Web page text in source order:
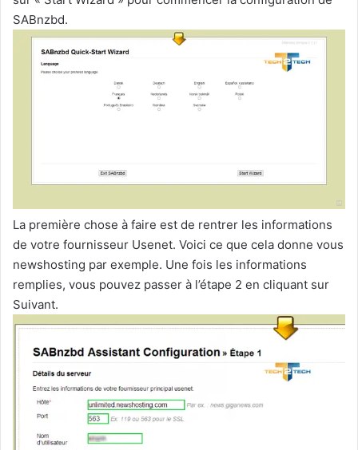
SABnzbd.
La première chose à faire est de rentrer les informations
de votre fournisseur Usenet. Voici ce que cela donne vous
newshosting par exemple. Une fois les informations
remplies, vous pouvez passer à l’étape 2 en cliquant sur
Suivant.